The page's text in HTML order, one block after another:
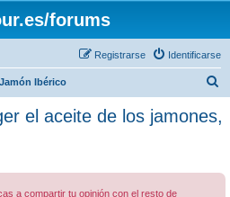
forums
Identificarse
Registrarse
Ibérico
s
el aceite de los jamones,
a compartir tu opinión con el resto de